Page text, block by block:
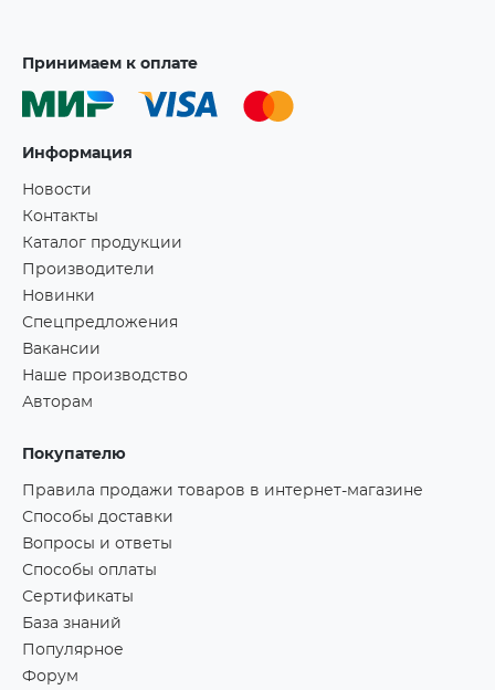
Принимаем к оплате
Информация
Новости
Контакты
Каталог продукции
Производители
Новинки
Спецпредложения
Вакансии
Наше производство
Авторам
Покупателю
Правила продажи товаров в интернет-магазине
Способы доставки
Вопросы и ответы
Способы оплаты
Сертификаты
База знаний
Популярное
Форум